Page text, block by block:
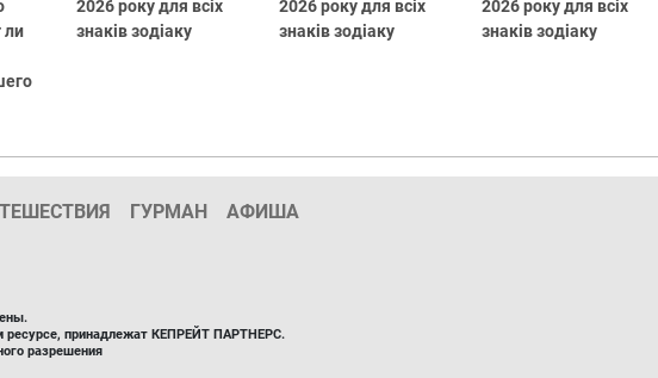
ли
2026 року для всіх
знаків зодіаку
2026 року для всіх
знаків зодіаку
2026 року для всіх
знаків зодіаку
ГУРМАН АФИША
ресурсе, принадлежат КЕПРЕЙТ ПАРТНЕРС.
разрешения